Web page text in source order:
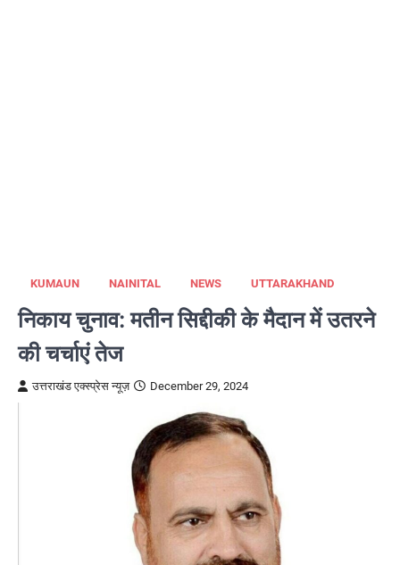
KUMAUN NAINITAL NEWS UTTARAKHAND
निकाय चुनाव: मतीन सिद्दीकी के मैदान में उतरने
की चर्चाएं तेज
उत्तराखंड एक्स्प्रेस न्यूज़ December 29, 2024